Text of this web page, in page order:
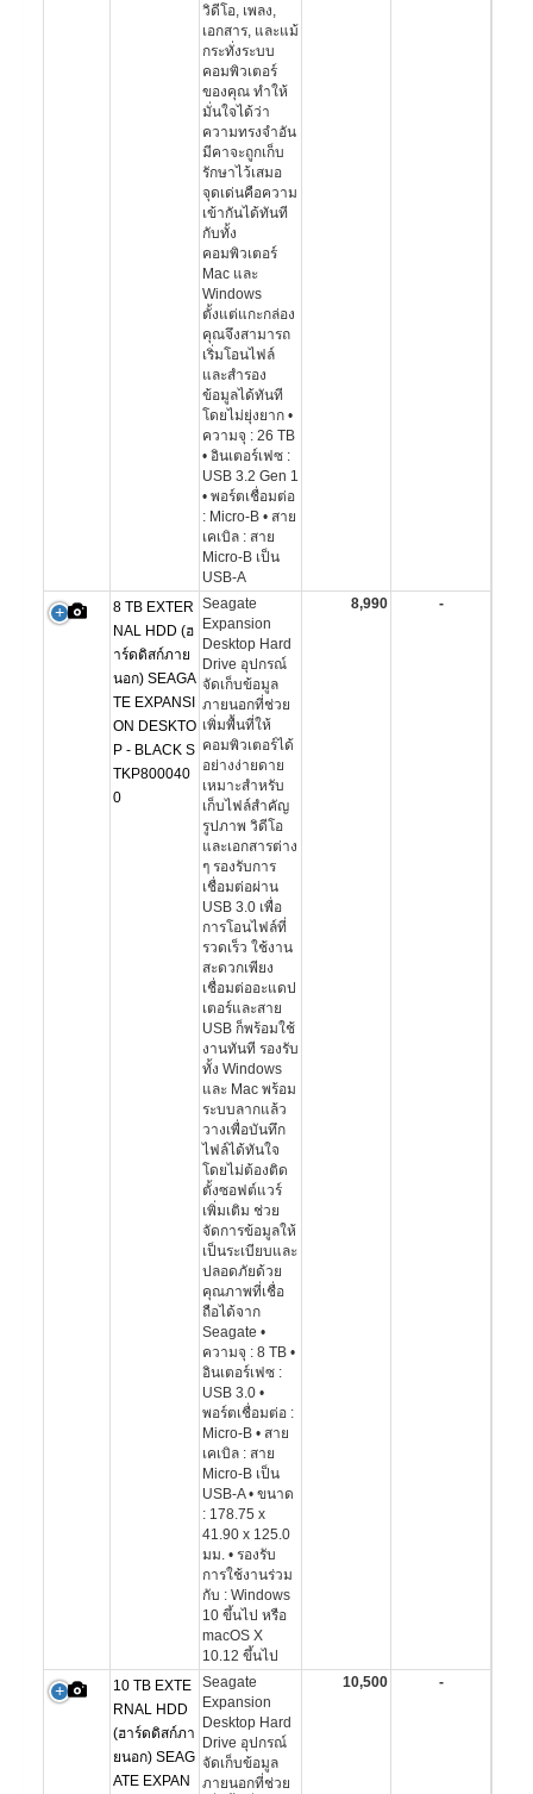
วิดีโอ, เพลง,
เอกสาร, และแม้
กระทั่งระบบ
คอมพิวเตอร์
ของคุณ ทำให้
มั่นใจได้ว่า
ความทรงจำอัน
มีคาจะถูกเก็บ
รักษาไว้เสมอ
จุดเด่นคือความ
เข้ากันได้ทันที
กับทั้ง
คอมพิวเตอร์
Mac และ
Windows
ตั้งแต่แกะกล่อง
คุณจึงสามารถ
เริ่มโอนไฟล์
และสำรอง
ข้อมูลได้ทันที
โดยไม่ยุ่งยาก •
ความจุ : 26 TB
• อินเตอร์เฟซ :
USB 3.2 Gen 1
• พอร์ตเชื่อมต่อ
: Micro-B • สาย
เคเบิล : สาย
Micro-B เป็น
USB-A
8 TB EXTER
NAL HDD (ฮ
าร์ดดิสก์ภาย
นอก) SEAGA
TE EXPANSI
ON DESKTO
P - BLACK S
TKP800040
0
Seagate
Expansion
Desktop Hard
Drive อุปกรณ์
จัดเก็บข้อมูล
ภายนอกที่ช่วย
เพิ่มพื้นที่ให้
คอมพิวเตอร์ได้
อย่างง่ายดาย
เหมาะสำหรับ
เก็บไฟล์สำคัญ
รูปภาพ วิดีโอ
และเอกสารต่าง
ๆ รองรับการ
เชื่อมต่อผ่าน
USB 3.0 เพื่อ
การโอนไฟล์ที่
รวดเร็ว ใช้งาน
สะดวกเพียง
เชื่อมต่ออะแดป
เตอร์และสาย
USB ก็พร้อมใช้
งานทันที รองรับ
ทั้ง Windows
และ Mac พร้อม
ระบบลากแล้ว
วางเพื่อบันทึก
ไฟล์ได้ทันใจ
โดยไม่ต้องติด
ตั้งซอฟต์แวร์
เพิ่มเติม ช่วย
จัดการข้อมูลให้
เป็นระเบียบและ
ปลอดภัยด้วย
คุณภาพที่เชื่อ
ถือได้จาก
Seagate •
ความจุ : 8 TB •
อินเตอร์เฟซ :
USB 3.0 •
พอร์ตเชื่อมต่อ :
Micro-B • สาย
เคเบิล : สาย
Micro-B เป็น
USB-A • ขนาด
: 178.75 x
41.90 x 125.0
มม. • รองรับ
การใช้งานร่วม
กับ : Windows
10 ขึ้นไป หรือ
macOS X
10.12 ขึ้นไป
8,990 -
10 TB EXTE
RNAL HDD
(ฮาร์ดดิสก์ภา
ยนอก) SEAG
ATE EXPAN
Seagate
Expansion
Desktop Hard
Drive อุปกรณ์
จัดเก็บข้อมูล
ภายนอกที่ช่วย
10,500 -